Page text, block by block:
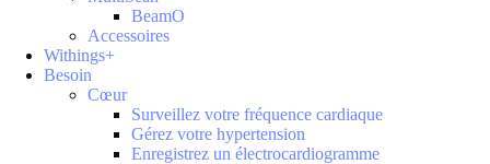
BeamO
Accessoires
Withings+
Besoin
Cœur
Surveillez votre fréquence cardiaque
Gérez votre hypertension
Enregistrez un électrocardiogramme